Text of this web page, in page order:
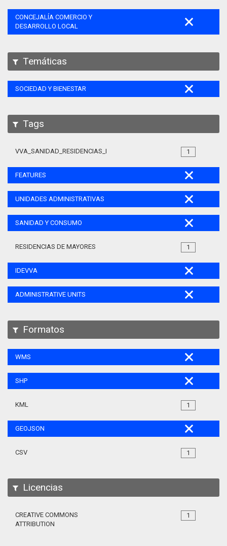
CONCEJALÍA COMERCIO Y
DESARROLLO LOCAL
Temáticas
SOCIEDAD Y BIENESTAR
Tags
1
VVA_SANIDAD_RESIDENCIAS_MAYORES_105
FEATURES
UNIDADES ADMINISTRATIVAS
SANIDAD Y CONSUMO
1
RESIDENCIAS DE MAYORES
IDEVVA
ADMINISTRATIVE UNITS
Formatos
WMS
SHP
1
KML
GEOJSON
1
CSV
Licencias
1
CREATIVE COMMONS
ATTRIBUTION